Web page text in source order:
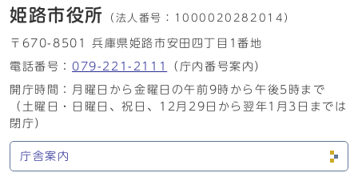
姫路市役所 （法人番号： 1000020282014）
〒670-8501 兵庫県姫路市安田四丁目1番地
電話番号： 079-221-2111
（庁内番号案内）
開庁時間：月曜日から金曜日の午前9時から午後5時まで
（土曜日・日曜日、祝日、12月29日から翌年1月3日までは
閉庁）
庁舎案内